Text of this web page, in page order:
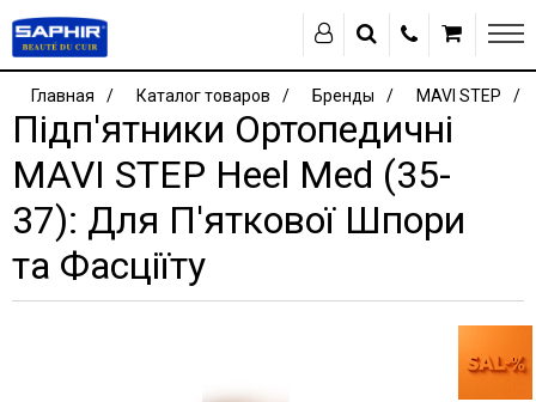
Главная Каталог товаров Бренды MAVI STEP
Підп'ятники Ортопедичні
MAVI STEP Heel Med (35-
37): Для П'яткової Шпори
та Фасціїту